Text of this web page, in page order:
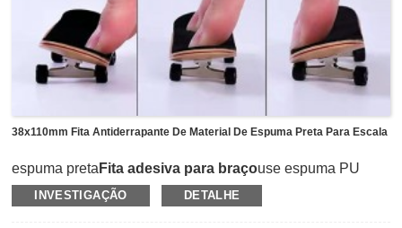
38x110mm Fita Antiderrapante De Material De Espuma Preta Para Escala
espuma preta Fita adesiva para braçouse espuma PU
ambiental como suporte revestido com adesivo acrílico de
alto desempenho. A espessura fina de 1,1 mm e o tamanho
INVESTIGAÇÃO DETALHE